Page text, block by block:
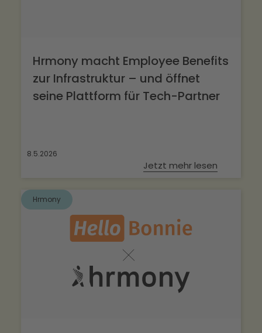
Hrmony macht Employee Benefits
zur Infrastruktur – und öffnet
seine Plattform für Tech-Partner
8.5.2026
Jetzt mehr lesen
Hrmony